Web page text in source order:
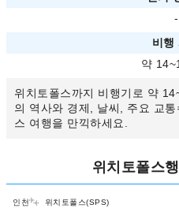
-
비행
약
위치토폴스까지 비행기로 약
의 역사와 경제, 날씨, 주요 교
스 여행을 만끽하세요.
위치토폴스
인천 위치토폴스(SPS)